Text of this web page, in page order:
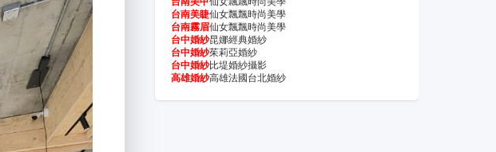
台南美睫仙女飄飄時尚美學
台南霧眉仙女飄飄時尚美學
台中婚紗昆娜經典婚紗
台中婚紗茱莉亞婚紗
台中婚紗比堤婚紗攝影
高雄婚紗高雄法國台北婚紗